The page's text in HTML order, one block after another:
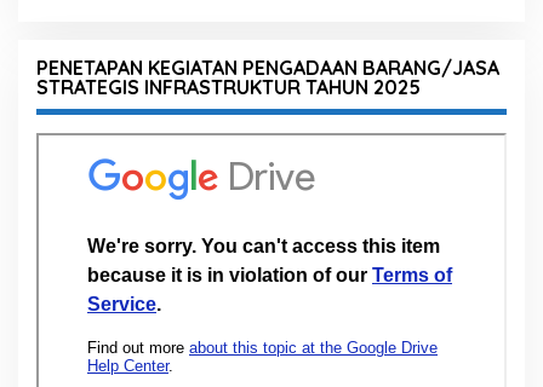
PENETAPAN KEGIATAN PENGADAAN BARANG/JASA
STRATEGIS INFRASTRUKTUR TAHUN 2025